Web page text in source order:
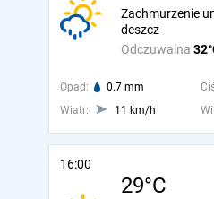
Odczuwalna
Zachmurzenie
deszcz
Opad: 0.7 mm
Wiatr:
11 km/h
16:00
29°C